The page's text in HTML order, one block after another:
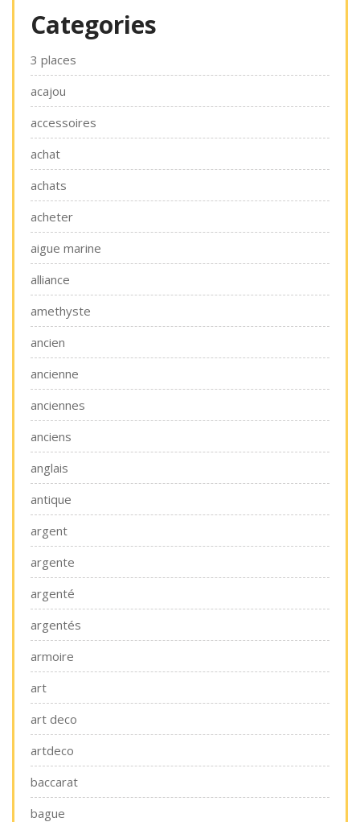
Categories
3 places
acajou
accessoires
achat
achats
acheter
aigue marine
alliance
amethyste
ancien
ancienne
anciennes
anciens
anglais
antique
argent
argente
argenté
argentés
armoire
art
art deco
artdeco
baccarat
bague